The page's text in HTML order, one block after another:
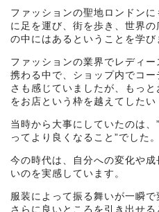
ファッションの聖地ロンドン
に足を運び、街を歩き、世界
の中にはあるということを学び
ファッションの業界でレディ
携わる中で、ショップ内でコ
さも感じていましたが、もっ
をお店という枠を越えてしたい
当時から大事にしていたのは
ってより良くなること”でした。
今の時代は、自分への変化や
いのを実感しています。
服装によって振る舞いが一瞬
さらに良いところを引き出せ